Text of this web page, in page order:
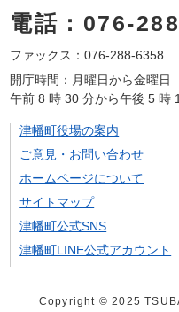
電話：076-
ファックス：076-288-6358
開庁時間：月曜日から金曜日
午前 8 時 30 分から午後 5 時
津幡町役場の案内
ご意見・お問い合わせ
ホームページについて
サイトマップ
津幡町公式SNS
津幡町LINE公式アカウント
Copyright © 2025